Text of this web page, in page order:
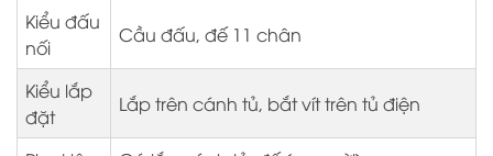
Kiểu đấu
nối
Cầu đấu, đế 11 chân
Kiểu lắp
đặt
Lắp trên cánh tủ, bắt vít trên tủ điện